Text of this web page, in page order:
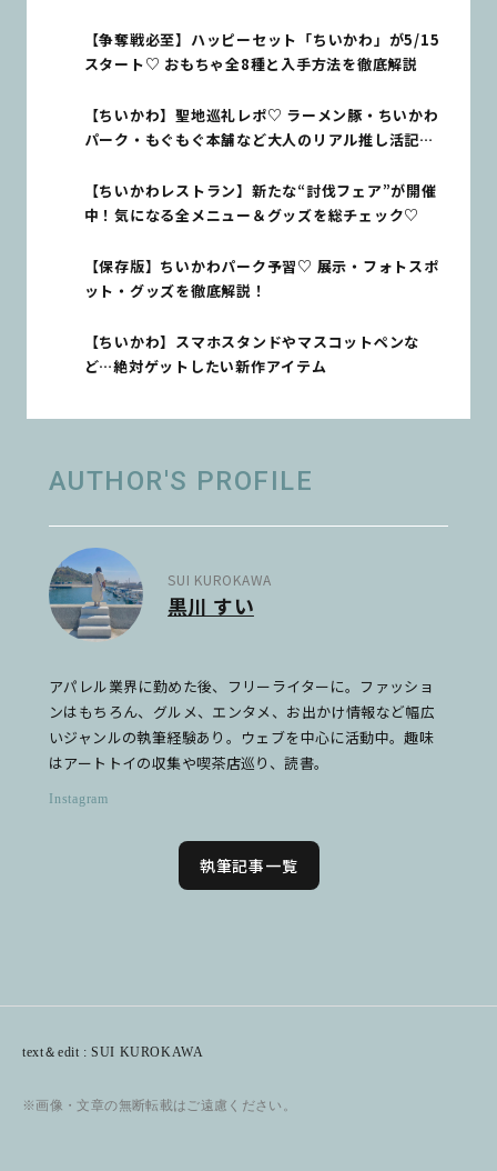
【争奪戦必至】ハッピーセット「ちいかわ」が5/15
スタート♡ おもちゃ全8種と入手方法を徹底解説
【ちいかわ】聖地巡礼レポ♡ ラーメン豚・ちいかわ
パーク・もぐもぐ本舗など大人のリアル推し活記録
【ちいかわレストラン】新たな“討伐フェア”が開催
中！気になる全メニュー＆グッズを総チェック♡
【保存版】ちいかわパーク予習♡ 展示・フォトスポ
ット・グッズを徹底解説！
【ちいかわ】スマホスタンドやマスコットペンな
ど…絶対ゲットしたい新作アイテム
AUTHOR'S PROFILE
SUI KUROKAWA
黒川 すい
アパレル業界に勤めた後、フリーライターに。ファッショ
ンはもちろん、グルメ、エンタメ、お出かけ情報など幅広
いジャンルの執筆経験あり。ウェブを中心に活動中。趣味
はアートトイの収集や喫茶店巡り、読書。
Instagram
執筆記事一覧
text＆edit : SUI KUROKAWA
※画像・文章の無断転載はご遠慮ください。